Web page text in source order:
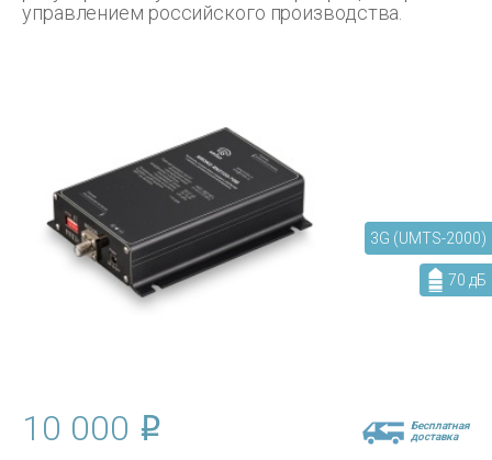
управлением российского производства.
3G (UMTS-2000)
70 дБ
10 000
Бесплатная
доставка